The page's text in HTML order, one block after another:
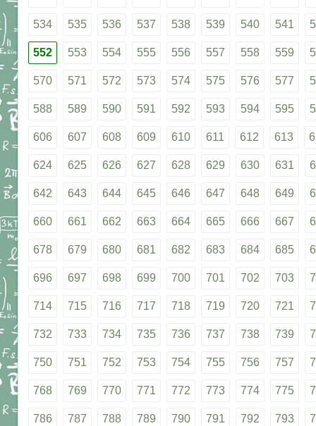
534 535 536 537 538 539 540 541
552 553 554 555 556 557 558 559
570 571 572 573 574 575 576 577
588 589 590 591 592 593 594 595
606 607 608 609 610 611 612 613
624 625 626 627 628 629 630 631
642 643 644 645 646 647 648 649
660 661 662 663 664 665 666 667
678 679 680 681 682 683 684 685
696 697 698 699 700 701 702 703
714 715 716 717 718 719 720 721
732 733 734 735 736 737 738 739
750 751 752 753 754 755 756 757
768 769 770 771 772 773 774 775
786 787 788 789 790 791 792 793